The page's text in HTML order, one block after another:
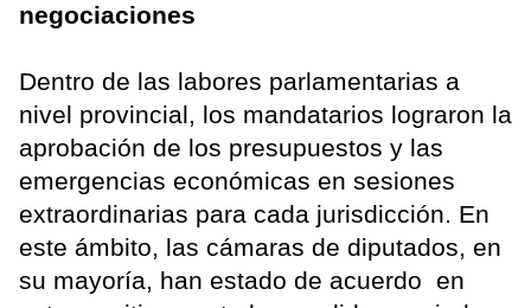
negociaciones
Dentro de las labores parlamentarias a
nivel provincial, los mandatarios lograron la
aprobación de los presupuestos y las
emergencias económicas en sesiones
extraordinarias para cada jurisdicción. En
este ámbito, las cámaras de diputados, en
su mayoría, han estado de acuerdo en